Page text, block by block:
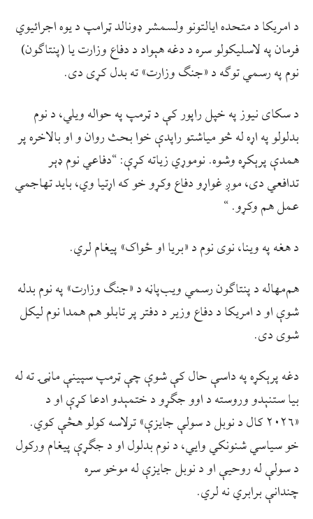
د امریکا د متحده ايالتونو ولسمشر ډونالد ټرامپ د یوه اجرائيوي
فرمان په لاسلیکولو سره د دغه هېواد د دفاع وزارت یا (پنتاګون)
نوم په رسمي توګه د «جنګ وزارت» ته بدل کړی دی.
د سکای‌ نيوز په خپل راپور کې د ټرمپ په حواله ويلي، د نوم
بدلولو په اړه له څو میاشتو راپدې خوا بحث روان و او بالاخره پر
همدې پرېکړه وشوه. نوموړي زیاته کړې: “دفاعي نوم ډېر
تدافعي دی، موږ غواړو دفاع وکړو خو که اړتیا وي، باید تهاجمي
عمل هم وکړو. “
د هغه په وینا، نوی نوم د «بریا او ځواک» پیغام لري.
هم‌مهاله د پنتاګون رسمي ویب‌پاڼه د «جنګ وزارت» په نوم بدله
شوې او د امریکا د دفاع وزیر د دفتر پر تابلو هم همدا نوم لیکل
شوی دی.
دغه پرېکړه په داسې حال کې شوې چې ټرمپ سپینې ماڼۍ ته له
بیا ستنېدو وروسته د اوو جګړو د ختمېدو ادعا کړې او د
«۲۰۲۶ کال د نوبل د سولې جایزې» ترلاسه کولو هڅې کوي.
خو سیاسي شنونکي وايي، د نوم بدلول او د جګړې پیغام ورکول
د سولې له روحیې او د نوبل جایزې له موخو سره
چندانې برابري نه لري.